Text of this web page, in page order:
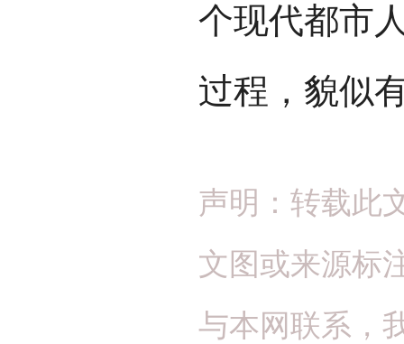
个现代都市
过程，貌似
声明：转载此
文图或来源标
与本网联系，